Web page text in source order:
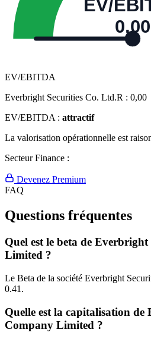
EV/
0,00
EV/EBITDA
Everbright Securities Co. Ltd.R : 0,00
EV/EBITDA : attractif
La valorisation opérationnelle est
Secteur Finance :
Devenez Premium
FAQ
Questions fréquentes
Quel est le beta de
Limited ?
Le Beta de la société Everbright
0.41.
Quelle est la capitalisation de
Company Limited ?